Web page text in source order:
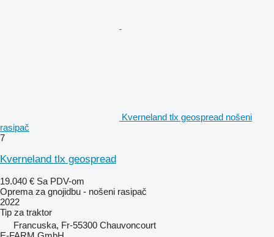
Kverneland tlx geospread nošeni
rasipač
7
Kverneland tlx geospread
19.040 € Sa PDV-om
Oprema za gnojidbu - nošeni rasipač
2022
Tip za traktor
Francuska, Fr-55300 Chauvoncourt